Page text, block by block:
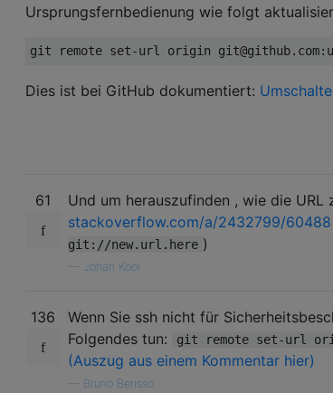
Ursprungsfernbedienung wie folgt
Dies ist bei GitHub dokumentiert:
61
Und um herauszufinden , wie die URL
stackoverflow.com/a/2432799/60488
git://new.url.here )
Johan Kool
136
Wenn Sie ssh nicht für
Folgendes tun:
git remote set-url
(Auszug aus einem Kommentar hier)
Bruno Berisso